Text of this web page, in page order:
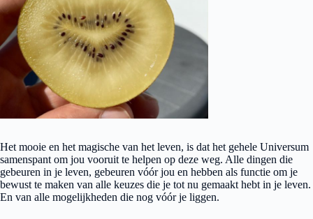
Het mooie en het magische van het leven, is dat het gehele Universum
samenspant om jou vooruit te helpen op deze weg. Alle dingen die
gebeuren in je leven, gebeuren vóór jou en hebben als functie om je
bewust te maken van alle keuzes die je tot nu gemaakt hebt in je leven.
En van alle mogelijkheden die nog vóór je liggen.